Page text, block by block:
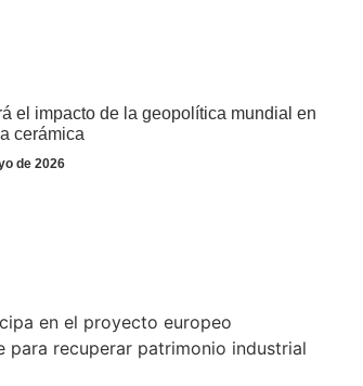
el impacto de la geopolítica mundial en
cerámica
de 2026